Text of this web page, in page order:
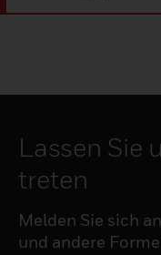
Lassen Sie
treten
Melden Sie sich
und andere